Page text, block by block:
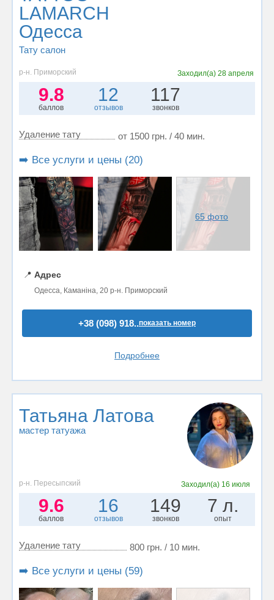
LAMARCH
Одесса
Тату салон
р-н. Приморский Заходил(а)28 апреля
9.8
баллов
12
отзывов
117
звонков
Удаление тату от 1500 грн. / 40 мин.
➡️ Все услуги и цены (20)
65 фото
📍 Адрес
Одесса, Каманіна, 20 р-н. Приморский
+38 (098) 918..показать номер
Подробнее
Татьяна Латова
мастер татуажа
р-н. Пересыпский Заходил(а) 16 июля
9.6
баллов
16
отзывов
149
звонков
7 л.
опыт
Удаление тату 800 грн. / 10 мин.
➡️ Все услуги и цены (59)